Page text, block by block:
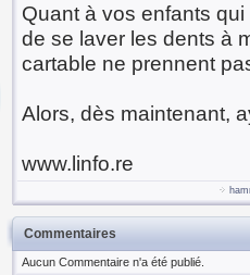
Quant à vos enfants
de se laver les dents à
cartable ne prennent
Alors, dès maintenant,
www.linfo.re
Commentaires
Aucun Commentaire n'a été publié.